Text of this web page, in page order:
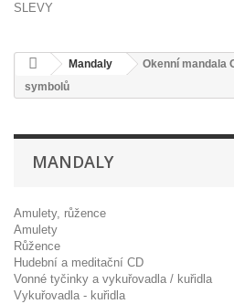
SLEVY
Mandaly
Okenní mandala
symbolů
MANDALY
Amulety, růžence
Amulety
Růžence
Hudební a meditační CD
Vonné tyčinky a vykuřovadla / kuřidla
Vykuřovadla - kuřidla